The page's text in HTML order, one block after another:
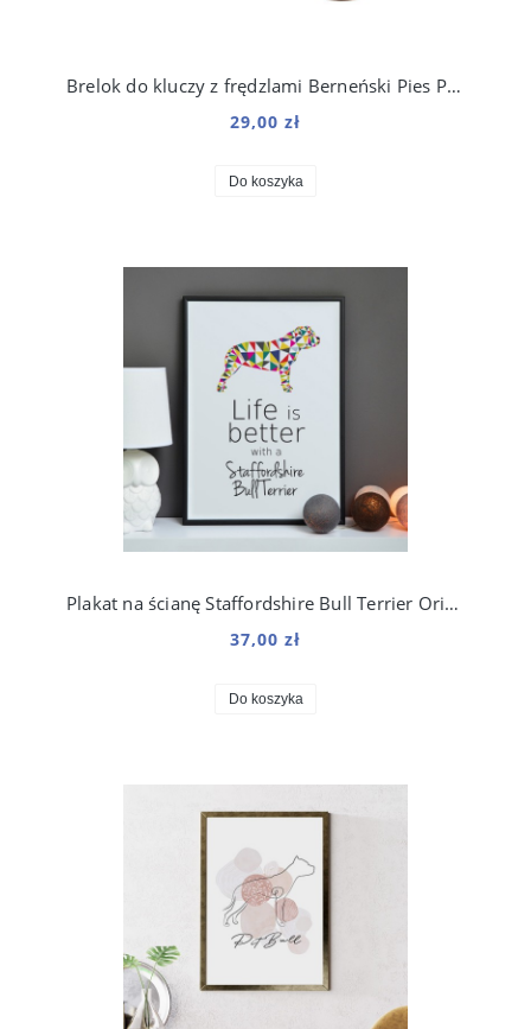
Brelok do kluczy z frędzlami Berneński Pies Pasterski
29,00 zł
Do koszyka
Plakat na ścianę Staffordshire Bull Terrier Origami do salonu
37,00 zł
Do koszyka